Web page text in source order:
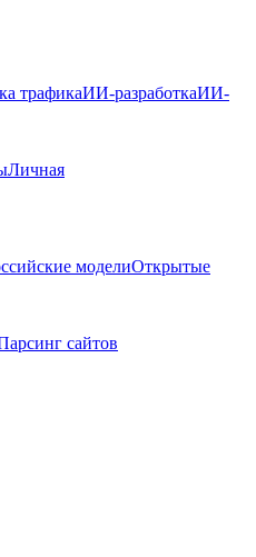
трафикаИИ-разработкаИИ-
Личная
моделиОткрытые
сайтов